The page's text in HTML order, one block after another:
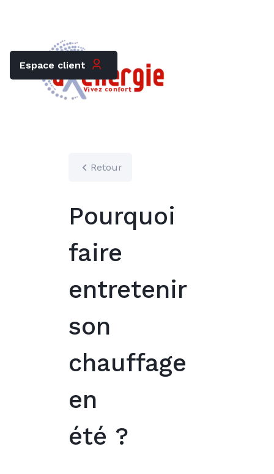
Espace client
Retour
Pourquoi
faire
entretenir
son
chauffage
en
été ?